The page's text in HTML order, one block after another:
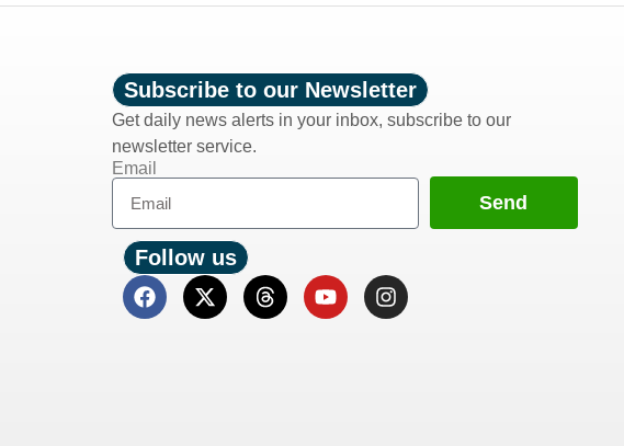
Subscribe to our Newsletter
Get daily news alerts in your inbox, subscribe to our
newsletter service.
Email
Send
Follow us